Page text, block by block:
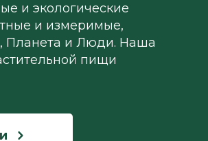
и экологические
и измеримые,
Планета и Люди. Наша
пищи